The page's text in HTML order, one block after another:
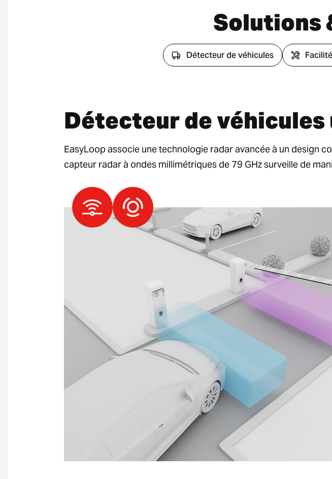
Solutions
Détecteur de véhicules
Détecteur de
EasyLoop associe une technologie radar avancée à un design
capteur radar à ondes millimétriques de 79 GHz surveille de